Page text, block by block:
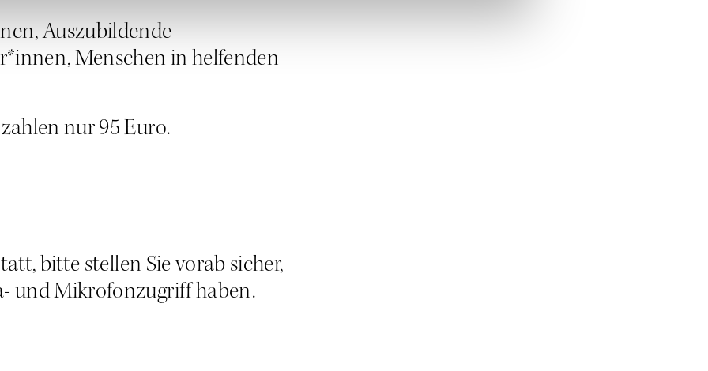
Aus­zu­bil­den­de
Men­schen in hel­fen­den
nur 95 Euro.
bit­te stel­len Sie vor­ab sicher,
und Mikro­fon­zu­griff haben.